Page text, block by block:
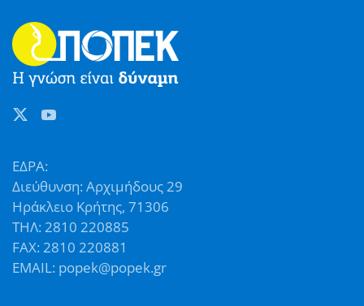
ΕΔΡΑ:
Διεύθυνση: Αρχιμήδους 29
Ηράκλειο Κρήτης, 71306
ΤΗΛ: 2810 220885
FAX: 2810 220881
EMAIL: popek@popek.gr